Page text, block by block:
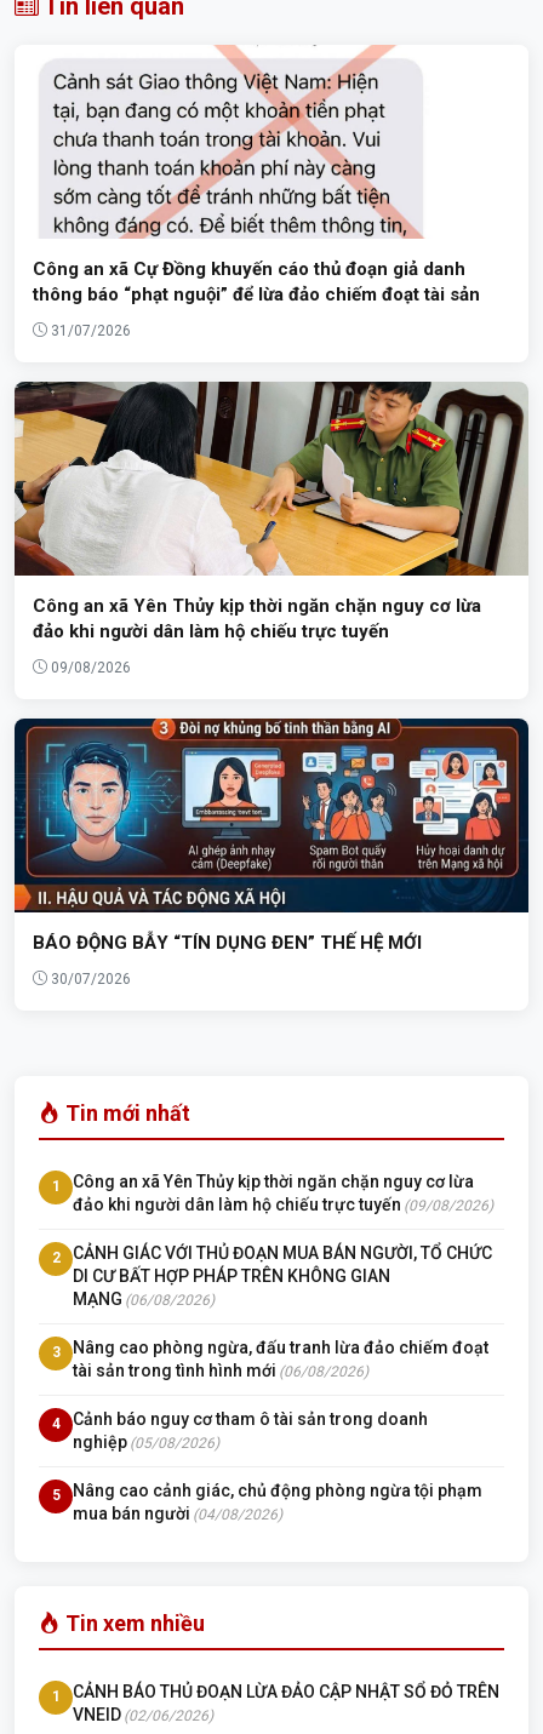
Tin liên quan
Công an xã Cự Đồng khuyến cáo thủ đoạn giả danh
thông báo “phạt nguội” để lừa đảo chiếm đoạt tài sản
31/07/2026
Công an xã Yên Thủy kịp thời ngăn chặn nguy cơ lừa
đảo khi người dân làm hộ chiếu trực tuyến
09/08/2026
BÁO ĐỘNG BẪY “TÍN DỤNG ĐEN” THẾ HỆ MỚI
30/07/2026
Tin mới nhất
1
Công an xã Yên Thủy kịp thời ngăn chặn nguy cơ lừa
đảo khi người dân làm hộ chiếu trực tuyến (09/08/2026)
2
CẢNH GIÁC VỚI THỦ ĐOẠN MUA BÁN NGƯỜI, TỔ CHỨC
DI CƯ BẤT HỢP PHÁP TRÊN KHÔNG GIAN
MẠNG (06/08/2026)
3
Nâng cao phòng ngừa, đấu tranh lừa đảo chiếm đoạt
tài sản trong tình hình mới (06/08/2026)
4
Cảnh báo nguy cơ tham ô tài sản trong doanh
nghiệp (05/08/2026)
5
Nâng cao cảnh giác, chủ động phòng ngừa tội phạm
mua bán người (04/08/2026)
Tin xem nhiều
1
CẢNH BÁO THỦ ĐOẠN LỪA ĐẢO CẬP NHẬT SỔ ĐỎ TRÊN
VNEID (02/06/2026)